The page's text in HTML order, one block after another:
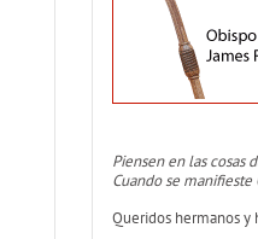
Piensen en las cosas
Cuando se
Queridos hermanos y